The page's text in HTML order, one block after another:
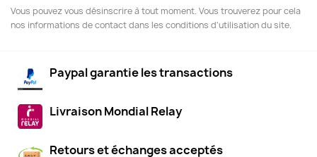
Vous pouvez vous désinscrire à tout moment. Vous trouverez pour cela
nos informations de contact dans les conditions d'utilisation du site.
Paypal garantie les transactions
Livraison Mondial Relay
Retours et échanges acceptés